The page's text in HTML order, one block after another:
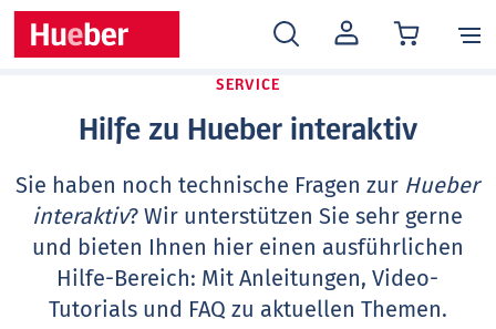
MEIN
KONTO
SERVICE
Hilfe zu Hueber interaktiv
Sie haben noch technische Fragen zur Hueber
interaktiv? Wir unterstützen Sie sehr gerne
und bieten Ihnen hier einen ausführlichen
Hilfe-Bereich: Mit Anleitungen, Video-
Tutorials und FAQ zu aktuellen Themen.